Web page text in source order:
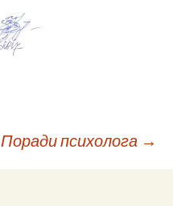
Поради психолога →